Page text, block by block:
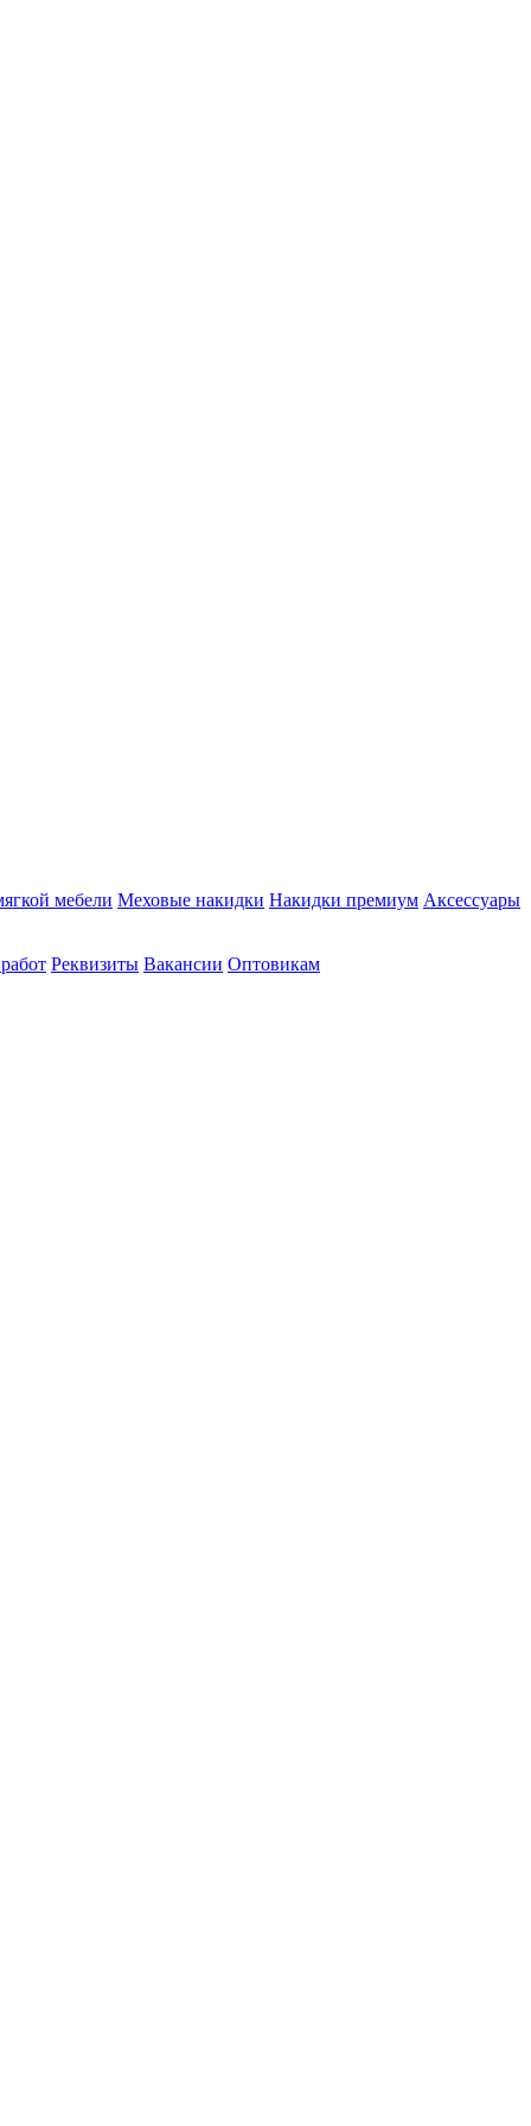
мебели Меховые накидки Накидки премиум Аксессуары
Реквизиты Вакансии Оптовикам